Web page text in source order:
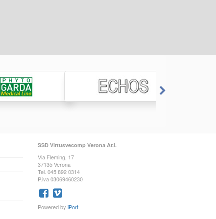
SSD Virtusvecomp Verona Ar.l.
Via Fleming, 17
37135 Verona
Tel. 045 892 0314
P.iva 03069460230
Powered by iPort